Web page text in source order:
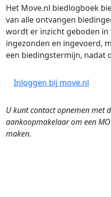
Het Move.nl biedlogboek
van alle ontvangen
wordt er inzicht geboden in
ingezonden en ingevoerd,
een biedingstermijn, nadat
Inloggen bij move.nl
U kunt contact opnemen met
aankoopmakelaar om een
maken.